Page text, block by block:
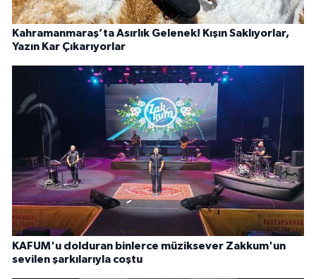
Kahramanmaraş’ta Asırlık Gelenek! Kışın Saklıyorlar,
Yazın Kar Çıkarıyorlar
KAFUM'u dolduran binlerce müziksever Zakkum'un
sevilen şarkılarıyla coştu